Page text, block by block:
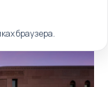
браузера.